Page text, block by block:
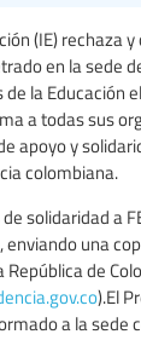
(IE) rechaza y
en la sede
la Educación
a todas sus
apoyo y
colombiana.
solidaridad a
, enviando una
de
).El
a la sede